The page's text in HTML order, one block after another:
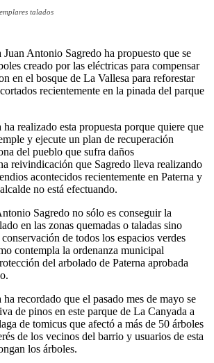
talados
Antonio Sagredo ha propuesto que se
creado por las eléctricas para compensar
en el bosque de La Vallesa para reforestar
recientemente en la pinada del parque
realizado esta propuesta porque quiere que
y ejecute un plan de recuperación
del pueblo que sufra daños
reivindicación que Sagredo lleva realizando
acontecidos recientemente en Paterna y
no está efectuando.
Sagredo no sólo es conseguir la
en las zonas quemadas o taladas sino
de todos los espacios verdes
contempla la ordenanza municipal
del arbolado de Paterna aprobada
recordado que el pasado mes de mayo se
de pinos en este parque de La Canyada a
de tomicus que afectó a más de 50 árboles
de los vecinos del barrio y usuarios de esta
los árboles.